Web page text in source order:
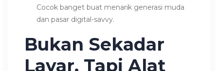
Cocok banget buat menarik generasi muda
dan pasar digital-savvy.
Bukan Sekadar
Layar, Tapi Alat